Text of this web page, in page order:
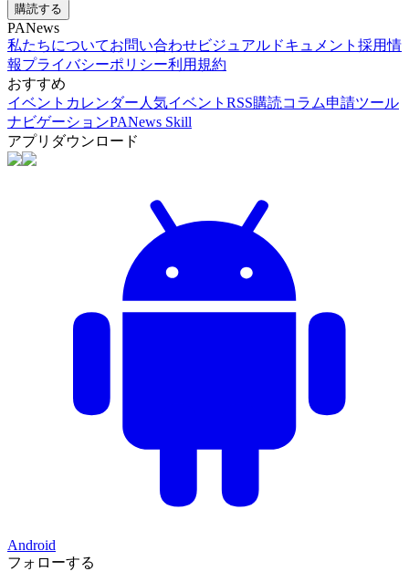
購読する
PANews
私たちについてお問い合わせビジュアルドキュメント 採用情
報プライバシーポリシー利用規約
おすすめ
イベントカレンダー 人気イベント RSS購読コラム申請ツール
ナビゲーションPANews Skill
アプリダウンロード
Android
フォローする